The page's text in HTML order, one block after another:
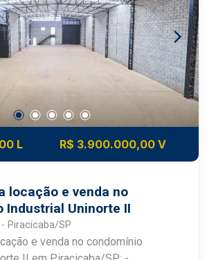
L R$ 3.900.000,00 V
e venda no
Industrial Uninorte II
Piracicaba/SP
e venda no condomínio